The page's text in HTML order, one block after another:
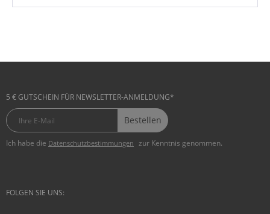
5 € GUTSCHEIN FÜR NEWSLETTER-ANMELDUNG*
Bestellen
Ich habe die Datenschutzbestimmungen zur Kenntnis genommen.
FOLGEN SIE UNS: